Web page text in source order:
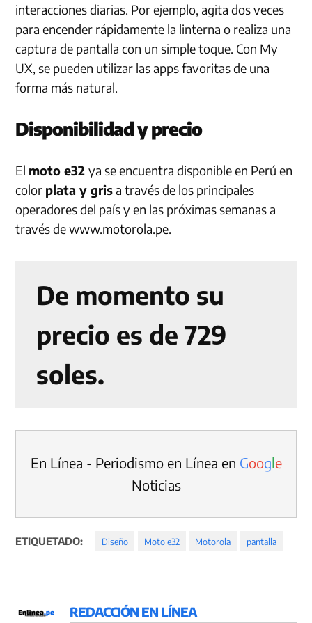
interacciones diarias. Por ejemplo, agita dos veces
para encender rápidamente la linterna o realiza una
captura de pantalla con un simple toque. Con My
UX, se pueden utilizar las apps favoritas de una
forma más natural.
Disponibilidad y precio
El moto e32ya se encuentra disponible en Perú en
color plata y grisa través de los principales
operadores del país y en las próximas semanas a
través dewww.motorola.pe.
De momento su
precio es de 729
soles.
En Línea - Periodismo en Línea en Google
Noticias
ETIQUETADO: Diseño Moto e32 Motorola pantalla
REDACCIÓN EN LÍNEA